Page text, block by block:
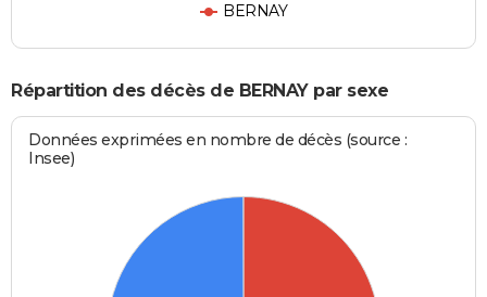
BERNAY
Répartition des décès de BERNAY par sexe
Données exprimées en nombre de décès (source :
Insee)